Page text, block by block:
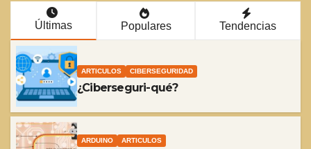
Últimas Populares Tendencias
ARTICULOS CIBERSEGURIDAD
¿Ciberseguri-qué?
ARDUINO ARTICULOS